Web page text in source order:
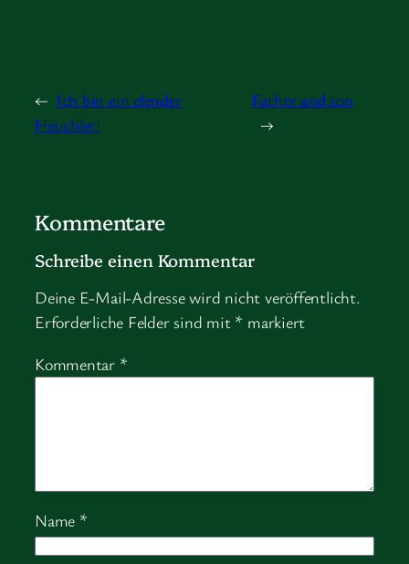
← Ich bin ein elender
Heuchler!
Father and son
→
Kommentare
Schreibe einen Kommentar
Deine E-Mail-Adresse wird nicht veröffentlicht.
Erforderliche Felder sind mit * markiert
Kommentar *
Name *